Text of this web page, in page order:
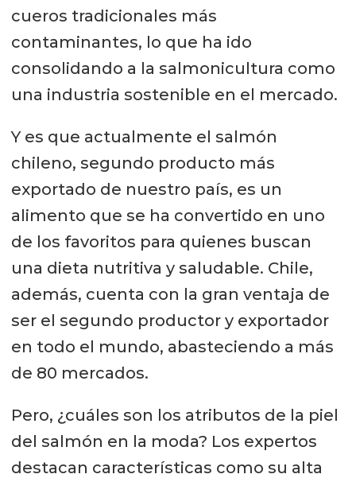
cueros tradicionales más
contaminantes, lo que ha ido
consolidando a la salmonicultura como
una industria sostenible en el mercado.
Y es que actualmente el salmón
chileno, segundo producto más
exportado de nuestro país, es un
alimento que se ha convertido en uno
de los favoritos para quienes buscan
una dieta nutritiva y saludable. Chile,
además, cuenta con la gran ventaja de
ser el segundo productor y exportador
en todo el mundo, abasteciendo a más
de 80 mercados.
Pero, ¿cuáles son los atributos de la piel
del salmón en la moda? Los expertos
destacan características como su alta